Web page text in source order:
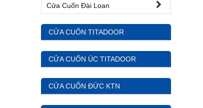
Cửa Cuốn Đài Loan
CỬA CUỐN TITADOOR
CỬA CUỐN ÚC TITADOOR
CỬA CUỐN ĐỨC KTN